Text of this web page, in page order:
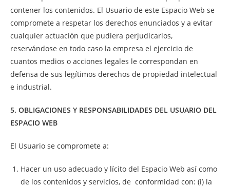
contener los contenidos. El Usuario de este Espacio Web se
compromete a respetar los derechos enunciados y a evitar
cualquier actuación que pudiera perjudicarlos,
reservándose en todo caso la empresa el ejercicio de
cuantos medios o acciones legales le correspondan en
defensa de sus legítimos derechos de propiedad intelectual
e industrial.
5. OBLIGACIONES Y RESPONSABILIDADES DEL USUARIO DEL
ESPACIO WEB
El Usuario se compromete a:
Hacer un uso adecuado y lícito del Espacio Web así como
de los contenidos y servicios, de conformidad con: (i) la